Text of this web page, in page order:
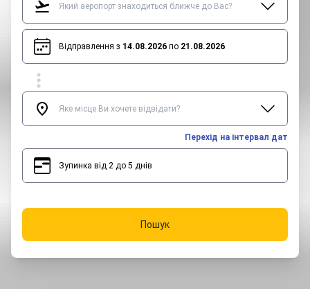
Відправлення з 14.08.2026 по 21.08.2026
Перехід на інтервал дат
Зупинка від 2 до 5 днів
Пошук